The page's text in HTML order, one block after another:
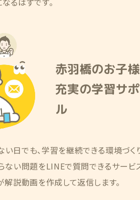
赤羽橋のお子
充実の学習サ
ル
日でも、学習を継続できる環境づく
ない問題をLINEで質問できるサービ
解説動画を作成して返信します。